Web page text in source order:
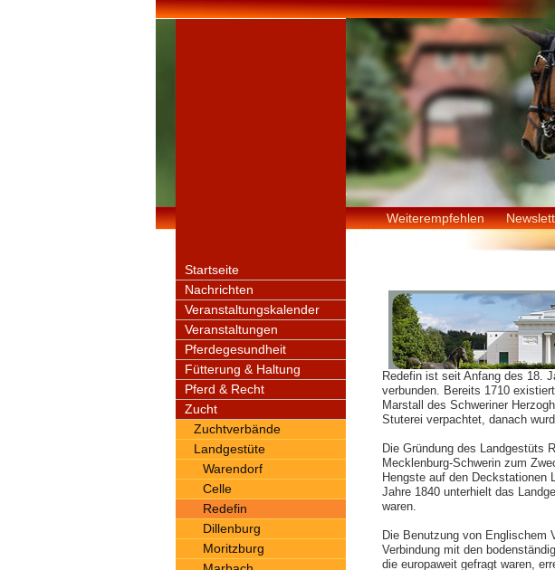
Weiterempfehlen
Startseite
Nachrichten
Veranstaltungskalender
Veranstaltungen
Pferdegesundheit
Fütterung & Haltung
Pferd & Recht
Zucht
Zuchtverbände
Landgestüte
Warendorf
Celle
Redefin
Dillenburg
Moritzburg
Redefin ist seit Anfang des 18.
verbunden. Bereits 1710
Marstall des Schweriner
Stuterei verpachtet, danach
Die Gründung des Landgestüts
Mecklenburg-Schwerin zum
Hengste auf den Deckstationen
Jahre 1840 unterhielt das
waren.
Die Benutzung von Englischem
Verbindung mit den
die europaweit gefragt waren,